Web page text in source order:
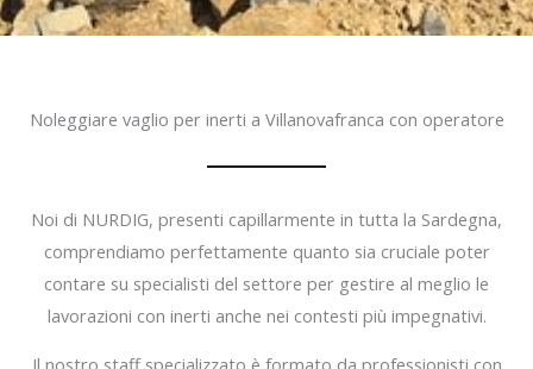
Noleggiare vaglio per inerti a Villanovafranca con operatore
Noi di NURDIG, presenti capillarmente in tutta la Sardegna,
comprendiamo perfettamente quanto sia cruciale poter
contare su specialisti del settore per gestire al meglio le
lavorazioni con inerti anche nei contesti più impegnativi.